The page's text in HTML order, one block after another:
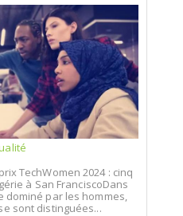
TechWomen 2024 : cinq
à San FranciscoDans
par les hommes,
sont distinguées...